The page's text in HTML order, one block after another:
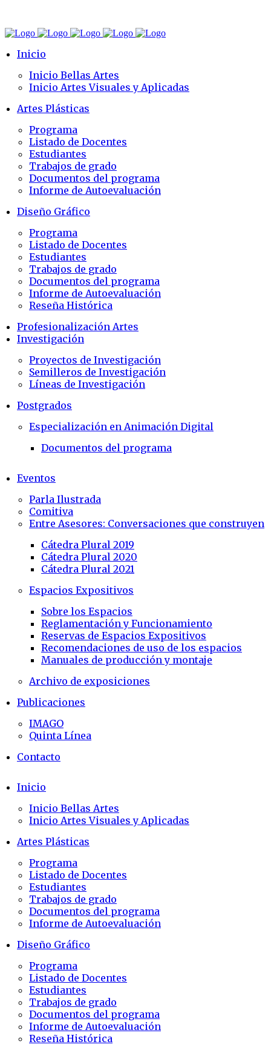
Inicio
Inicio Bellas Artes
Inicio Artes Visuales y Aplicadas
Artes Plásticas
Programa
Listado de Docentes
Estudiantes
Trabajos de grado
Documentos del programa
Informe de Autoevaluación
Diseño Gráfico
Programa
Listado de Docentes
Estudiantes
Trabajos de grado
Documentos del programa
Informe de Autoevaluación
Reseña Histórica
Profesionalización Artes
Investigación
Proyectos de Investigación
Semilleros de Investigación
Líneas de Investigación
Postgrados
Especialización en Animación Digital
Documentos del programa
Eventos
Parla Ilustrada
Comitiva
Entre Asesores: Conversaciones que construyen
Cátedra Plural 2019
Cátedra Plural 2020
Cátedra Plural 2021
Espacios Expositivos
Sobre los Espacios
Reglamentación y Funcionamiento
Reservas de Espacios Expositivos
Recomendaciones de uso de los espacios
Manuales de producción y montaje
Archivo de exposiciones
Publicaciones
IMAGO
Quinta Línea
Contacto
Inicio
Inicio Bellas Artes
Inicio Artes Visuales y Aplicadas
Artes Plásticas
Programa
Listado de Docentes
Estudiantes
Trabajos de grado
Documentos del programa
Informe de Autoevaluación
Diseño Gráfico
Programa
Listado de Docentes
Estudiantes
Trabajos de grado
Documentos del programa
Informe de Autoevaluación
Reseña Histórica